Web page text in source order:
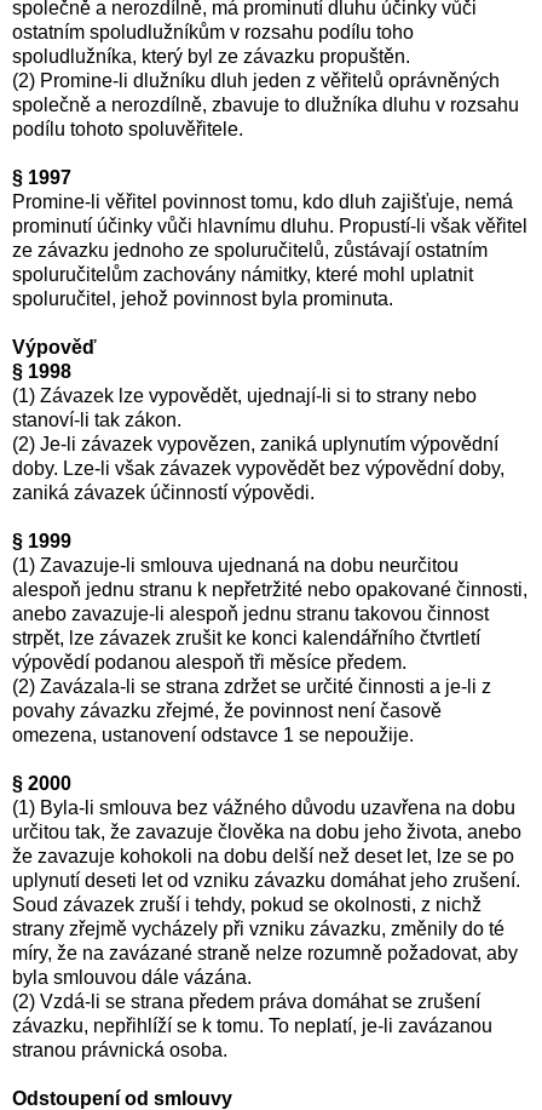
společně a nerozdílně, má prominutí dluhu účinky vůči
ostatním spoludlužníkům v rozsahu podílu toho
spoludlužníka, který byl ze závazku propuštěn.
(2) Promine-li dlužníku dluh jeden z věřitelů oprávněných
společně a nerozdílně, zbavuje to dlužníka dluhu v rozsahu
podílu tohoto spoluvěřitele.
§ 1997
Promine-li věřitel povinnost tomu, kdo dluh zajišťuje, nemá
prominutí účinky vůči hlavnímu dluhu. Propustí-li však věřitel
ze závazku jednoho ze spoluručitelů, zůstávají ostatním
spoluručitelům zachovány námitky, které mohl uplatnit
spoluručitel, jehož povinnost byla prominuta.
Výpověď
§ 1998
(1) Závazek lze vypovědět, ujednají-li si to strany nebo
stanoví-li tak zákon.
(2) Je-li závazek vypovězen, zaniká uplynutím výpovědní
doby. Lze-li však závazek vypovědět bez výpovědní doby,
zaniká závazek účinností výpovědi.
§ 1999
(1) Zavazuje-li smlouva ujednaná na dobu neurčitou
alespoň jednu stranu k nepřetržité nebo opakované činnosti,
anebo zavazuje-li alespoň jednu stranu takovou činnost
strpět, lze závazek zrušit ke konci kalendářního čtvrtletí
výpovědí podanou alespoň tři měsíce předem.
(2) Zavázala-li se strana zdržet se určité činnosti a je-li z
povahy závazku zřejmé, že povinnost není časově
omezena, ustanovení odstavce 1 se nepoužije.
§ 2000
(1) Byla-li smlouva bez vážného důvodu uzavřena na dobu
určitou tak, že zavazuje člověka na dobu jeho života, anebo
že zavazuje kohokoli na dobu delší než deset let, lze se po
uplynutí deseti let od vzniku závazku domáhat jeho zrušení.
Soud závazek zruší i tehdy, pokud se okolnosti, z nichž
strany zřejmě vycházely při vzniku závazku, změnily do té
míry, že na zavázané straně nelze rozumně požadovat, aby
byla smlouvou dále vázána.
(2) Vzdá-li se strana předem práva domáhat se zrušení
závazku, nepřihlíží se k tomu. To neplatí, je-li zavázanou
stranou právnická osoba.
Odstoupení od smlouvy